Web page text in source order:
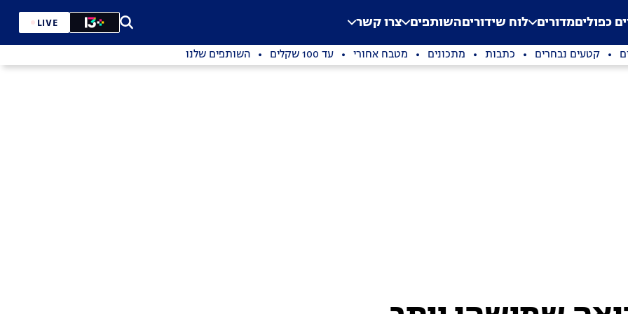
Application error: a
. כפוליםמדורים לוח שידוריםהשותפים צרו קשר LIVE
קטעים נבחרים כתבות מתכונים מטבח אחורי עד 100 שקלים השותפים שלנו